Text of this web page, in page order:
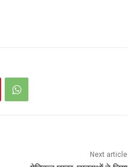
Next article